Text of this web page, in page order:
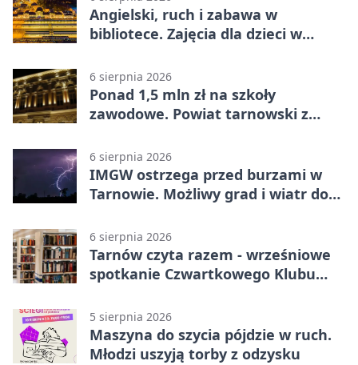
Angielski, ruch i zabawa w
bibliotece. Zajęcia dla dzieci w
6 sierpnia 2026
Ponad 1,5 mln zł na szkoły
zawodowe. Powiat tarnowski z
6 sierpnia 2026
IMGW ostrzega przed burzami w
Tarnowie. Możliwy grad i wiatr do
6 sierpnia 2026
Tarnów czyta razem - wrześniowe
spotkanie Czwartkowego Klubu
5 sierpnia 2026
Maszyna do szycia pójdzie w ruch.
Młodzi uszyją torby z odzysku